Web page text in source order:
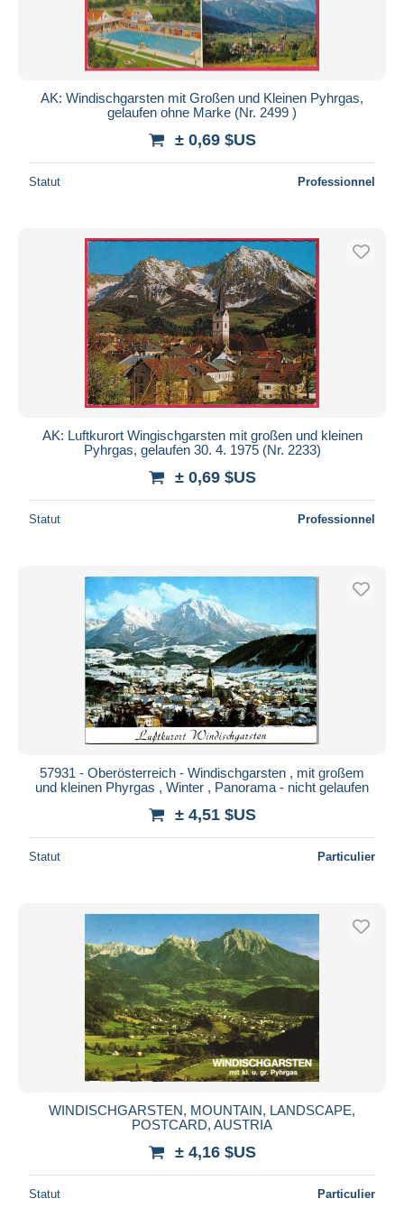
AK: Windischgarsten mit Großen und Kleinen Pyhrgas,
gelaufen ohne Marke (Nr. 2499 )
± 0,69 $US
Statut Professionnel
AK: Luftkurort Wingischgarsten mit großen und kleinen
Pyhrgas, gelaufen 30. 4. 1975 (Nr. 2233)
± 0,69 $US
Statut Professionnel
57931 - Oberösterreich - Windischgarsten , mit großem
und kleinen Phyrgas , Winter , Panorama - nicht gelaufen
± 4,51 $US
Statut Particulier
WINDISCHGARSTEN, MOUNTAIN, LANDSCAPE,
POSTCARD, AUSTRIA
± 4,16 $US
Statut Particulier